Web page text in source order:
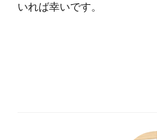
いれば幸いです。